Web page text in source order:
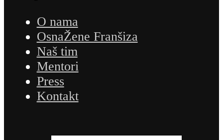
O nama
OsnaŽene Franšiza
Naš tim
Mentori
Press
Kontakt